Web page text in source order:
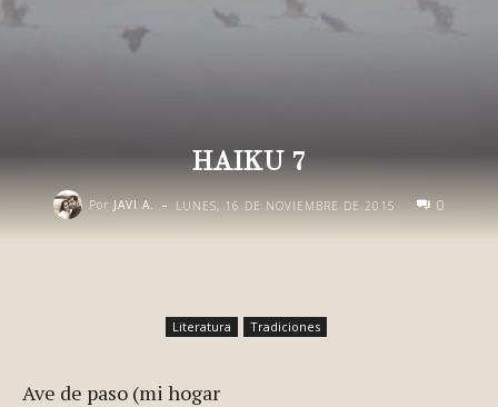
HAIKU 7
Por JAVI A. - LUNES, 16 DE NOVIEMBRE DE 2015 0
Literatura Tradiciones
Ave de paso (mi hogar